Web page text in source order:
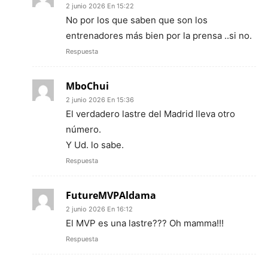
2 junio 2026 En 15:22
No por los que saben que son los
entrenadores más bien por la prensa ..si no.
Respuesta
MboChui
2 junio 2026 En 15:36
El verdadero lastre del Madrid lleva otro
número.
Y Ud. lo sabe.
Respuesta
FutureMVPAldama
2 junio 2026 En 16:12
El MVP es una lastre??? Oh mamma!!!
Respuesta